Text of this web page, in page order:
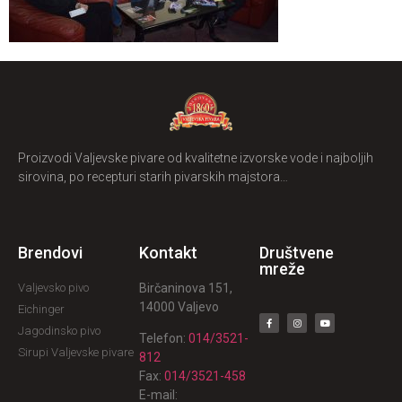
Proizvodi Valjevske pivare od kvalitetne izvorske vode i najboljih
sirovina, po recepturi starih pivarskih majstora…
Brendovi
Valjevsko pivo
Eichinger
Jagodinsko pivo
Sirupi Valjevske pivare
Kontakt
Birčaninova 151,
14000 Valjevo
Telefon: 014/3521-
812
Fax: 014/3521-458
E-mail:
Društvene
mreže